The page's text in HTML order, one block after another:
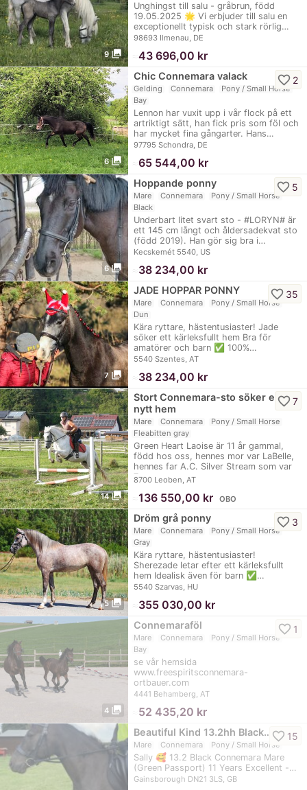
9 photo_library
Unghingst till salu - gråbrun, född
19.05.2025 🌟 Vi erbjuder till salu en
exceptionellt typisk och stark rörlig…
98693 Ilmenau, DE
43 696,00 kr
6 photo_library
Chic Connemara valack
Gelding Connemara
Pony / Small Horse
Bay
Lennon har vuxit upp i vår flock på ett
artriktigt sätt, han fick pris som föl och
har mycket fina gångarter. Hans…
97795 Schondra, DE
favorite_border 2
65 544,00 kr
6 photo_library
Hoppande ponny
Mare Connemara
Pony / Small Horse
Black
Underbart litet svart sto - #LORYN# är
ett 145 cm långt och åldersadekvat sto
(född 2019). Han gör sig bra i…
Kecskemét 5540, US
favorite_border 5
38 234,00 kr
7 photo_library
JADE HOPPAR PONNY
Mare Connemara
Pony / Small Horse
Dun
Kära ryttare, hästentusiaster! Jade
söker ett kärleksfullt hem Bra för
amatörer och barn ✅️ 100%…
5540 Szentes, AT
favorite_border 35
38 234,00 kr
14 photo_library
Stort Connemara-sto söker ett
nytt hem
Mare Connemara
Pony / Small Horse
Fleabitten gray
Green Heart Laoise är 11 år gammal,
född hos oss, hennes mor var LaBelle,
hennes far A.C. Silver Stream som var
7…
8700 Leoben, AT
favorite_border7
136 550,00 kr OBO
5 photo_library
Dröm grå ponny
Mare Connemara
Pony / Small Horse
Gray
Kära ryttare, hästentusiaster!
Sherezade letar efter ett kärleksfullt
hem Idealisk även för barn ✅️…
5540 Szarvas, HU
favorite_border 3
355 030,00 kr
4 photo_library
Connemaraföl
Mare Connemara
Pony / Small Horse
Bay
se vår hemsida
www.freespiritsconnemara-
ortbauer.com
4441 Behamberg, AT
favorite_border 1
52 435,20 kr
Beautiful Kind 13.2hh Black…
Mare Connemara Pony / Small Horse
Sally 🥰 13.2 Black Connemara Mare
(Green Passport) 11 Years Excellent -…
Gainsborough DN21 3LS, GB
favorite_border 15